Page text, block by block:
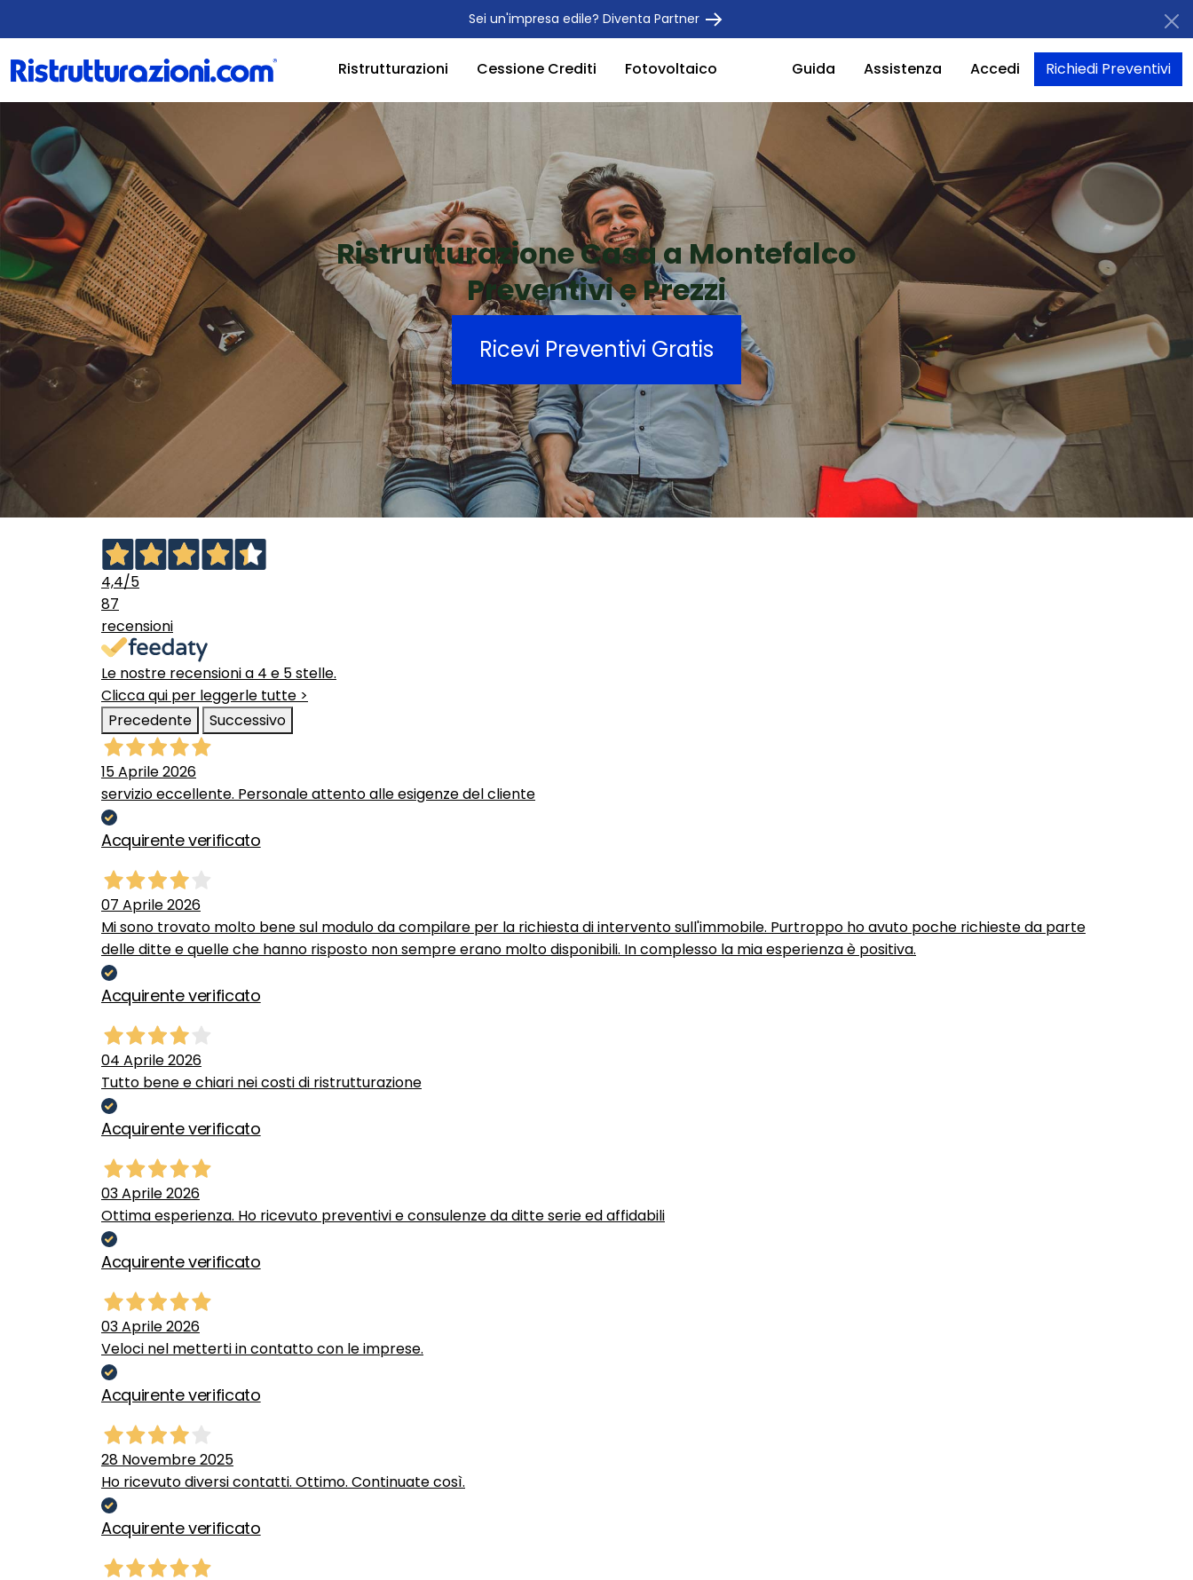
Sei un'impresa edile? Diventa Partner
Ristrutturazioni Cessione Crediti Fotovoltaico Guida Assistenza Accedi Richiedi Preventivi
Ristrutturazione Casa a Montefalco
Preventivi e Prezzi
Ricevi Preventivi Gratis
4,4/5
87
recensioni
Le nostre recensioni a 4 e 5 stelle.
Clicca qui per leggerle tutte >
Precedente
Successivo
15 Aprile 2026
servizio eccellente. Personale attento alle esigenze del cliente
Acquirente verificato
07 Aprile 2026
Mi sono trovato molto bene sul modulo da compilare per la richiesta di intervento sull'immobile. Purtroppo ho avuto poche richieste da parte
delle ditte e quelle che hanno risposto non sempre erano molto disponibili. In complesso la mia esperienza è positiva.
Acquirente verificato
04 Aprile 2026
Tutto bene e chiari nei costi di ristrutturazione
Acquirente verificato
03 Aprile 2026
Ottima esperienza. Ho ricevuto preventivi e consulenze da ditte serie ed affidabili
Acquirente verificato
03 Aprile 2026
Veloci nel metterti in contatto con le imprese.
Acquirente verificato
28 Novembre 2025
Ho ricevuto diversi contatti. Ottimo. Continuate così.
Acquirente verificato